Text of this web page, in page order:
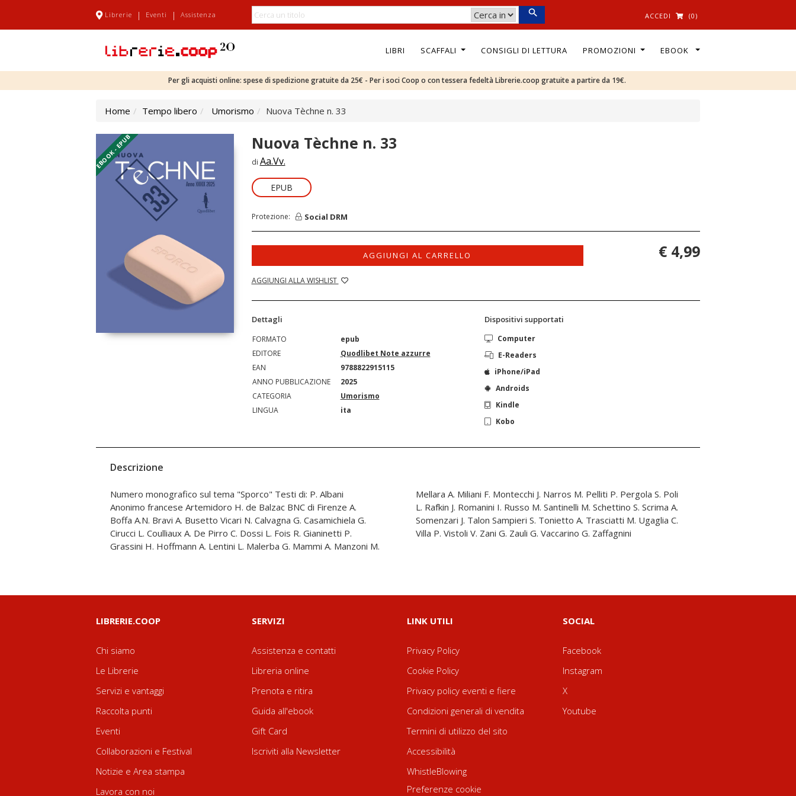
Librerie | Eventi | Assistenza ACCEDI (0)
LIBRI SCAFFALI CONSIGLI DI LETTURA PROMOZIONI EBOOK
Per gli acquisti online: spese di spedizione gratuite da 25€ - Per i soci Coop o con tessera fedeltà Librerie.coop gratuite a partire da 19€.
Home Tempo libero Umorismo Nuova Tèchne n. 33
EBOOK - EPUB Nuova Tèchne n. 33
di Aa.Vv.
EPUB
Protezione: Social DRM
AGGIUNGI AL CARRELLO
AGGIUNGI ALLA WISHLIST
€ 4,99
Dettagli
FORMATO
epub
EDITORE
Quodlibet Note azzurre
EAN
9788822915115
ANNO PUBBLICAZIONE
2025
CATEGORIA
Umorismo
LINGUA
ita
Dispositivi supportati
Computer
E-Readers
iPhone/iPad
Androids
Kindle
Kobo
Descrizione
Numero monografico sul tema "Sporco" Testi di: P. Albani
Anonimo francese Artemidoro H. de Balzac BNC di Firenze A.
Boffa A.N. Bravi A. Busetto Vicari N. Calvagna G. Casamichiela G.
Cirucci L. Coulliaux A. De Pirro C. Dossi L. Fois R. Gianinetti P.
Grassini H. Hoffmann A. Lentini L. Malerba G. Mammi A. Manzoni M.
Mellara A. Miliani F. Montecchi J. Narros M. Pelliti P. Pergola S. Poli
L. Rafkin J. Romanini I. Russo M. Santinelli M. Schettino S. Scrima A.
Somenzari J. Talon Sampieri S. Tonietto A. Trasciatti M. Ugaglia C.
Villa P. Vistoli V. Zani G. Zauli G. Vaccarino G. Zaffagnini
LIBRERIE.COOP
Chi siamo
Le Librerie
Servizi e vantaggi
Raccolta punti
Eventi
Collaborazioni e Festival
Notizie e Area stampa
Lavora con noi
SERVIZI
Assistenza e contatti
Libreria online
Prenota e ritira
Guida all'ebook
Gift Card
Iscriviti alla Newsletter
LINK UTILI
Privacy Policy
Cookie Policy
Privacy policy eventi e fiere
Condizioni generali di vendita
Termini di utilizzo del sito
Accessibilità
WhistleBlowing
Preferenze cookie
SOCIAL
Facebook
Instagram
X
Youtube